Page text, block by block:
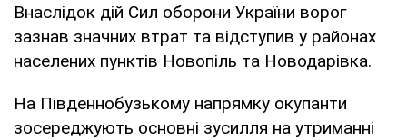
Внаслідок дій Сил оборони України ворог
зазнав значних втрат та відступив у районах
населених пунктів Новопіль та Новодарівка.
На Південнобузькому напрямку окупанти
зосереджують основні зусилля на утриманні